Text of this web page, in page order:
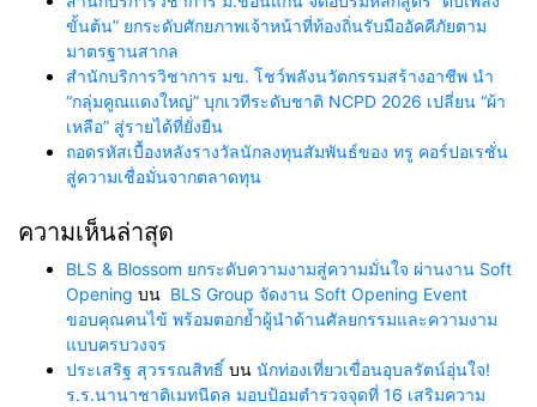
ขั้นต้น” ยกระดับศักยภาพเจ้าหน้าที่ท้องถิ่นรับมืออัคคีภัยตาม
มาตรฐานสากล
สำนักบริการวิชาการ มข. โชว์พลังนวัตกรรมสร้างอาชีพ นำ
“กลุ่มคูณแดงใหญ่” บุกเวทีระดับชาติ NCPD 2026 เปลี่ยน “ผ้า
เหลือ” สู่รายได้ที่ยั่งยืน
ถอดรหัสเบื้องหลังรางวัลนักลงทุนสัมพันธ์ของ ทรู คอร์ปอเรชั่น
สู่ความเชื่อมั่นจากตลาดทุน
ความเห็นล่าสุด
BLS & Blossom ยกระดับความงามสู่ความมั่นใจ ผ่านงาน Soft
Opening บน BLS Group จัดงาน Soft Opening Event
ขอบคุณคนไข้ พร้อมตอกย้ำผู้นำด้านศัลยกรรมและความงาม
แบบครบวงจร
ประเสริฐ สุวรรณสิทธิ์ บน นักท่องเที่ยวเขื่อนอุบลรัตน์อุ่นใจ!
ร.ร.นานาชาติเมทนีดล มอบป้อมตำรวจจุดที่ 16 เสริมความ